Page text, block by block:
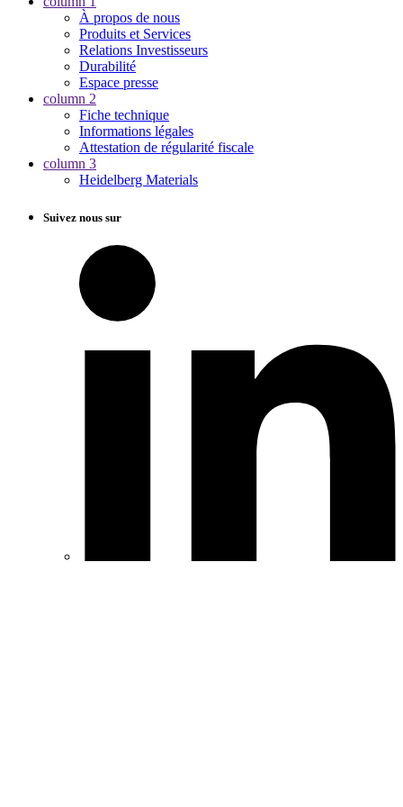
À propos de nous
Produits et Services
Relations Investisseurs
Durabilité
Espace presse
column 2
Fiche technique
Informations légales
Attestation de régularité fiscale
column 3
Heidelberg Materials
Suivez nous sur